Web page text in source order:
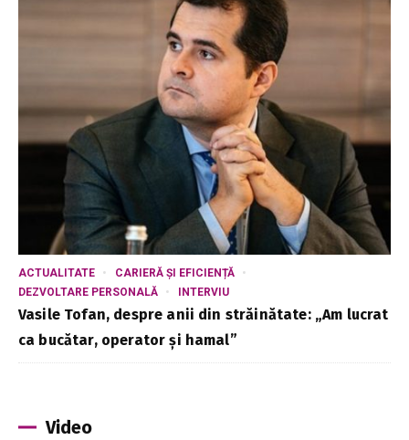
ACTUALITATE
CARIERĂ ȘI EFICIENȚĂ
DEZVOLTARE PERSONALĂ
INTERVIU
Vasile Tofan, despre anii din străinătate: „Am lucrat
ca bucătar, operator și hamal”
Video